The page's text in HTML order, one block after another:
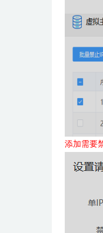
添加需要